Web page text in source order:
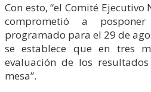
Con esto, “el Comité Ejecutivo
comprometió a
programado para el 29 de
se establece que en tres
evaluación de los
mesa”.